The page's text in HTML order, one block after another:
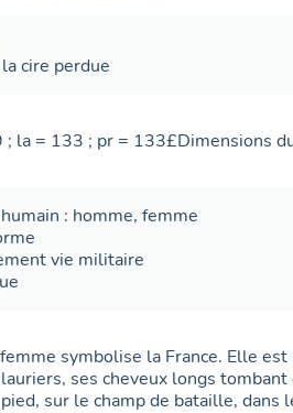
cire perdue
; la = 133 ; pr = 133£Dimensions
: homme, femme
vie militaire
symbolise la France. Elle
ses cheveux longs
sur le champ de bataille,